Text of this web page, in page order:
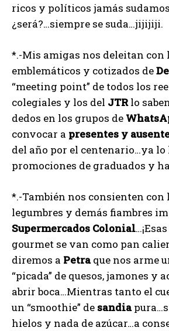
ricos y políticos jamás sudamos
¿será?…siempre se suda…jijijiji.
*.-Mis amigas nos deleitan
emblemáticos y cotizados de
“meeting point” de todos los
colegiales y los del JTRlo
dedos en los grupos de
convocar a presentes y
del año por el centenario…ya lo
promociones de graduados y
*.-También nos consienten con
legumbres y demás fiambres
Supermercados Colonial
gourmet se van como pan
diremos a Petraque nos arme
“picada” de quesos, jamones y
abrir boca…Mientras tanto el
un “smoothie” de sandia
hielos y nada de azúcar…a